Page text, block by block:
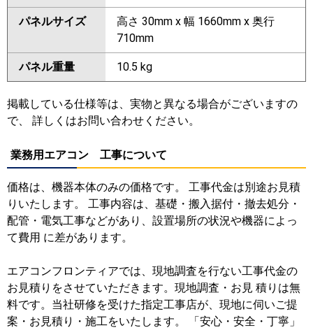
パネルサイズ
高さ 30mm x 幅 1660mm x 奥行
710mm
パネル重量 10.5 kg
掲載している仕様等は、実物と異なる場合がございますの
で、 詳しくはお問い合わせください。
業務用エアコン 工事について
価格は、機器本体のみの価格です。 工事代金は別途お見積
りいたします。 工事内容は、基礎・搬入据付・撤去処分・
配管・電気工事などがあり、設置場所の状況や機器によっ
て費用 に差があります。
エアコンフロンティアでは、現地調査を行ない工事代金の
お見積りをさせていただきます。現地調査・お見 積りは無
料です。当社研修を受けた指定工事店が、現地に伺いご提
案・お見積り・施工をいたします。 「安心・安全・丁寧」